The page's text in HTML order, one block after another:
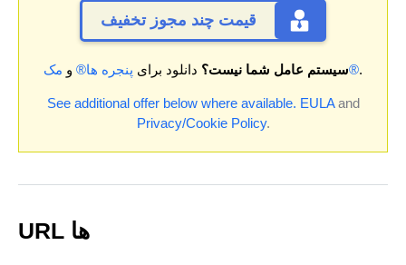
قیمت چند مجوز تخفیف
سیستم عامل شما نیست؟ دانلود برای پنجره ها® و مک®.
See additional offer below where available. EULAand
Privacy/Cookie Policy.
URL ها